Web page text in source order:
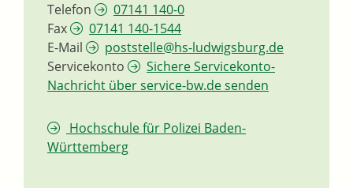
Telefon
07141 140-0
Fax
07141 140-1544
E-Mail
poststelle@hs-ludwigsburg.de
Servicekonto
Sichere Servicekonto-
Nachricht über service-bw.de senden
Hochschule für Polizei Baden-
Württemberg